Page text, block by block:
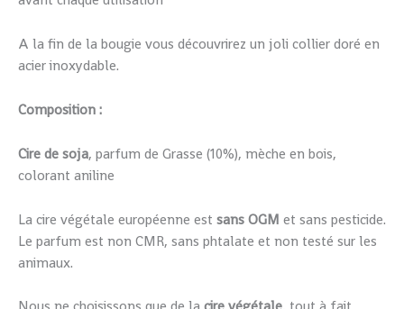
A la fin de la bougie vous découvrirez un joli collier doré en
acier inoxydable.
Composition :
Cire de soja, parfum de Grasse (10%), mèche en bois,
colorant aniline
La cire végétale européenne est sans OGM et sans pesticide.
Le parfum est non CMR, sans phtalate et non testé sur les
animaux.